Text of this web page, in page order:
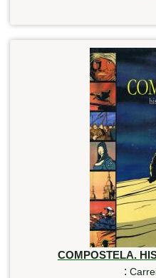
COMPOSTELA.
: